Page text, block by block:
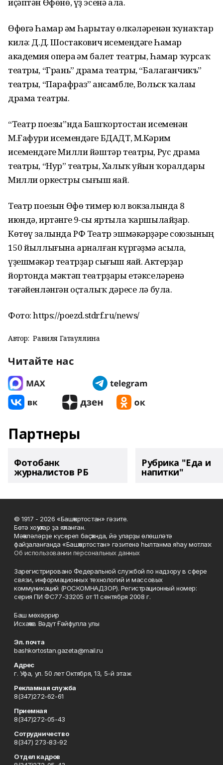
Өфөгә Һамар һәм Һарытау өлкәләренән ҡунаҡтар
килә: Д.Д. Шостакович исемендәге Һамар
академия опера һәм балет театры, Һамар ҡурсаҡ
театры, “Грань” драма театры, “Балаганчикъ”
театры, “Парафраз” ансамбле, Вольск ҡалаһы
драма театры.
“Театр поезы”нда Башҡортостан исеменән
М.Ғафури исемендәге БДАДТ, М.Кәрим
исемендәге Милли йәштәр театры, Рус драма
театры, “Нур” театры, Халыҡ уйын ҡоралдары
Милли оркестры сығыш яһай.
Театр поезын Өфө тимер юл вокзалында 8
июндә, иртәнге 9-сы яртыла ҡаршылайҙар.
Көтөү залында РФ Театр эшмәкәрҙәре союзының
150 йыллығына арналған күргәҙмә асыла,
үҙешмәкәр театрҙар сығыш яһай. Актерҙар
йортонда мәктәп театрҙары етәкселәренә
тәғәйенләнгән оҫталыҡ дәресе лә була.
Фото: https://poezd.stdrf.ru/news/
Автор: Равиля Гатауллина
Читайте нас
Партнеры
Фотобанк
журналистов РБ
Рубрика "Еда и
напитки"
© 1917 - 2026 «Башҡортостан» гәзите.
Бөтә хоҡуҡтар ҙа яҡланған.
Мәҡәләләрҙе күсереп баҫҡанда, йә уларҙы өлөшләтә
файҙаланғанда «Башҡортостан» гәзитенә һылтанма яһау мотлаҡ.
Об использовании персональных данных
Зарегистрировано Федеральной службой по надзору в сфере
связи, информационных технологий и массовых
коммуникаций (РОСКОМНАДЗОР). Регистрационный номер:
серия ПИ ФС77-33205 от 11 сентября 2008 г.
Баш мөхәррир
Исхаҡов Вәдүт Ғәйфулла улы
Эл. почта
bashkortostan.gazeta@mail.ru
Адрес
г. Уфа, ул. 50 лет Октября, 13, 5-й этаж
Рекламная служба
8(347)272-62-61
Приемная
8(347)272-05-43
Сотрудничество
8(347) 273-83-92
Отдел кадров